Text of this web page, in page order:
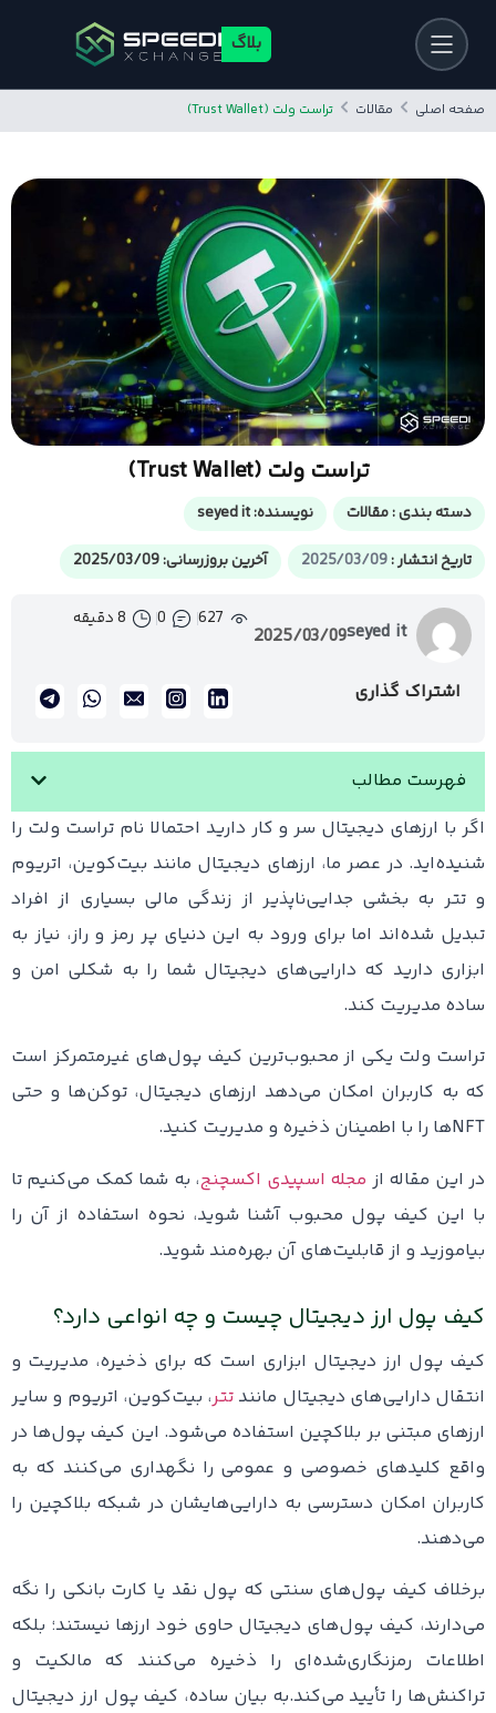
بلاگ
صفحه اصلی مقالات تراست ولت (Trust Wallet)
تراست ولت (Trust Wallet)
دسته بندی :مقالات نویسنده:seyed it
تاریخ انتشار :2025/03/09 آخرین بروزرسانی: 2025/03/09
seyed it
2025/03/09
627
0 8 دقیقه
اشتراک گذاری
فهرست مطالب
اگر با ارزهای دیجیتال سر و کار دارید احتمالا نام تراست ولت را
شنیده‌اید. در عصر ما، ارزهای دیجیتال مانند بیت‌کوین، اتریوم
و تتر به بخشی جدایی‌ناپذیر از زندگی مالی بسیاری از افراد
تبدیل شده‌اند اما برای ورود به این دنیای پر رمز و راز، نیاز به
ابزاری دارید که دارایی‌های دیجیتال شما را به شکلی امن و
ساده مدیریت کند.
تراست ولت یکی از محبوب‌ترین کیف پول‌های غیرمتمرکز است
که به کاربران امکان می‌دهد ارزهای دیجیتال، توکن‌ها و حتی
NFTها را با اطمینان ذخیره و مدیریت کنید.
در این مقاله از مجله اسپیدی اکسچنج، به شما کمک می‌کنیم تا
با این کیف پول محبوب آشنا شوید، نحوه استفاده از آن را
بیاموزید و از قابلیت‌های آن بهره‌مند شوید.
کیف پول ارز دیجیتال چیست و چه انواعی دارد؟
کیف پول ارز دیجیتال ابزاری است که برای ذخیره، مدیریت و
انتقال دارایی‌های دیجیتال مانند تتر، بیت‌کوین، اتریوم و سایر
ارزهای مبتنی بر بلاکچین استفاده می‌شود. این کیف پول‌ها در
واقع کلیدهای خصوصی و عمومی را نگهداری می‌کنند که به
کاربران امکان دسترسی به دارایی‌هایشان در شبکه بلاکچین را
می‌دهند.
برخلاف کیف پول‌های سنتی که پول نقد یا کارت بانکی را نگه
می‌دارند، کیف پول‌های دیجیتال حاوی خود ارزها نیستند؛ بلکه
اطلاعات رمزنگاری‌شده‌ای را ذخیره می‌کنند که مالکیت و
تراکنش‌ها را تأیید می‌کند.به بیان ساده، کیف پول ارز دیجیتال